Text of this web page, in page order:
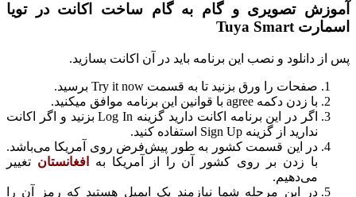
آموزش تصویری و گام به گام ساخت اکانت در تویا
اسمارت Tuya Smart
پس از دانلود و نصب این برنامه باید در آن اکانت بسازید.
صفحات را ورق بزنید تا به قسمت Try it now برسید.
با زدن دکمه agree با قوانین این برنامه موافق میکنید.
اگر در این برنامه اکانت دارید گزینه Log In بزنید و اگر اکانت
ندارید از گزینه Sign Up استفاده کنید.
در این قسمت کشور به طور پیش‌فرض روی آمریکا می‌باشد.
با زدن بر روی کشور آن را از آمریکا به
افغانستان تغییر
می‌دهیم.
در این مرحله شما نیازمند یک ایمیل هستید که رمز آن را